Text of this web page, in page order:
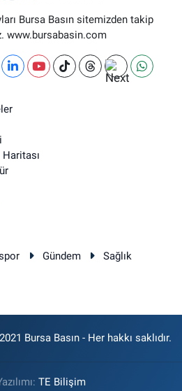
Bursa Basın sitemizden takip
www.bursabasin.com
Gündem
Sağlık
Bursa Basın - Her hakkı saklıdır.
TE Bilişim